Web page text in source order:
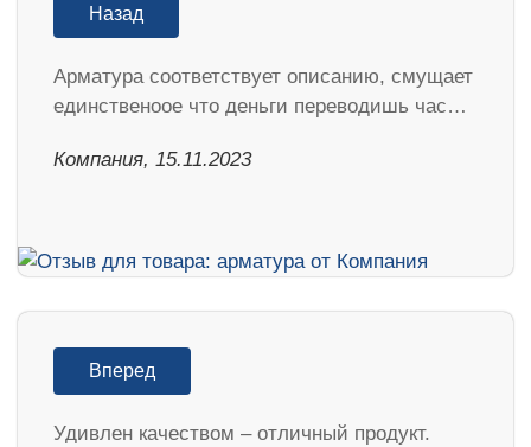
Назад
Арматура соответствует описанию, смущает
единственоое что деньги переводишь час…
Компания, 15.11.2023
Вперед
Удивлен качеством – отличный продукт.